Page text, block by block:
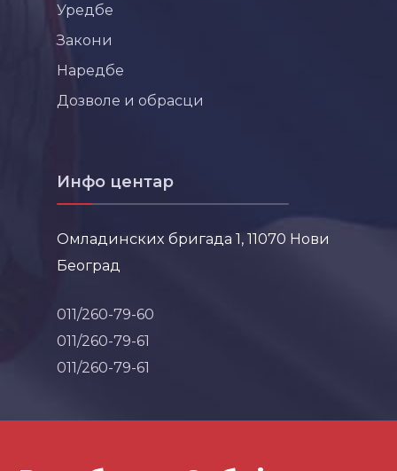
Уредбе
Закони
Наредбе
Дозволе и обрасци
Инфо центар
Омладинских бригада 1, 11070 Нови
Београд
011/260-79-60
011/260-79-61
011/260-79-61